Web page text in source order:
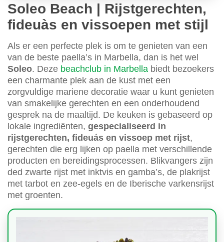
Soleo Beach | Rijstgerechten,
fideuàs en vissoepen met stijl
Als er een perfecte plek is om te genieten van een
van de beste paella’s in Marbella, dan is het wel
Soleo. Deze beachclub in Marbella biedt bezoekers
een charmante plek aan de kust met een
zorgvuldige mariene decoratie waar u kunt genieten
van smakelijke gerechten en een onderhoudend
gesprek na de maaltijd. De keuken is gebaseerd op
lokale ingrediënten, gespecialiseerd in
rijstgerechten, fideuás en vissoep met rijst,
gerechten die erg lijken op paella met verschillende
producten en bereidingsprocessen. Blikvangers zijn
ded zwarte rijst met inktvis en gamba’s, de plakrijst
met tarbot en zee-egels en de Iberische varkensrijst
met groenten.